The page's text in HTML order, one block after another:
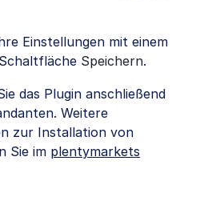
Einstellungen mit einem
Speichern.
das Plugin anschließend
Weitere
zur Installation von
Sie im plentymarkets